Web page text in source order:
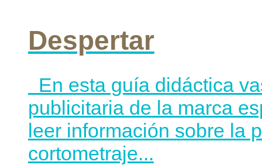
Despertar
En esta guía didáctica
publicitaria de la marca
leer información sobre la
cortometraje...